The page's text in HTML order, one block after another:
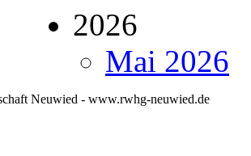
2026
Mai 2026
Neuwied - www.rwhg-neuwied.de